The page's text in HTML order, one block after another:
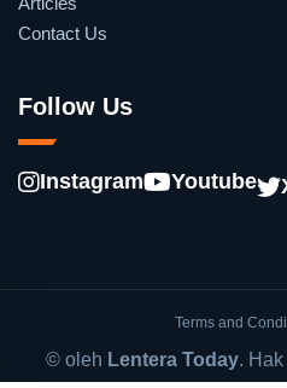
Contact Us
Follow Us
Instagram Youtube
Terms and
© oleh Lentera Today.